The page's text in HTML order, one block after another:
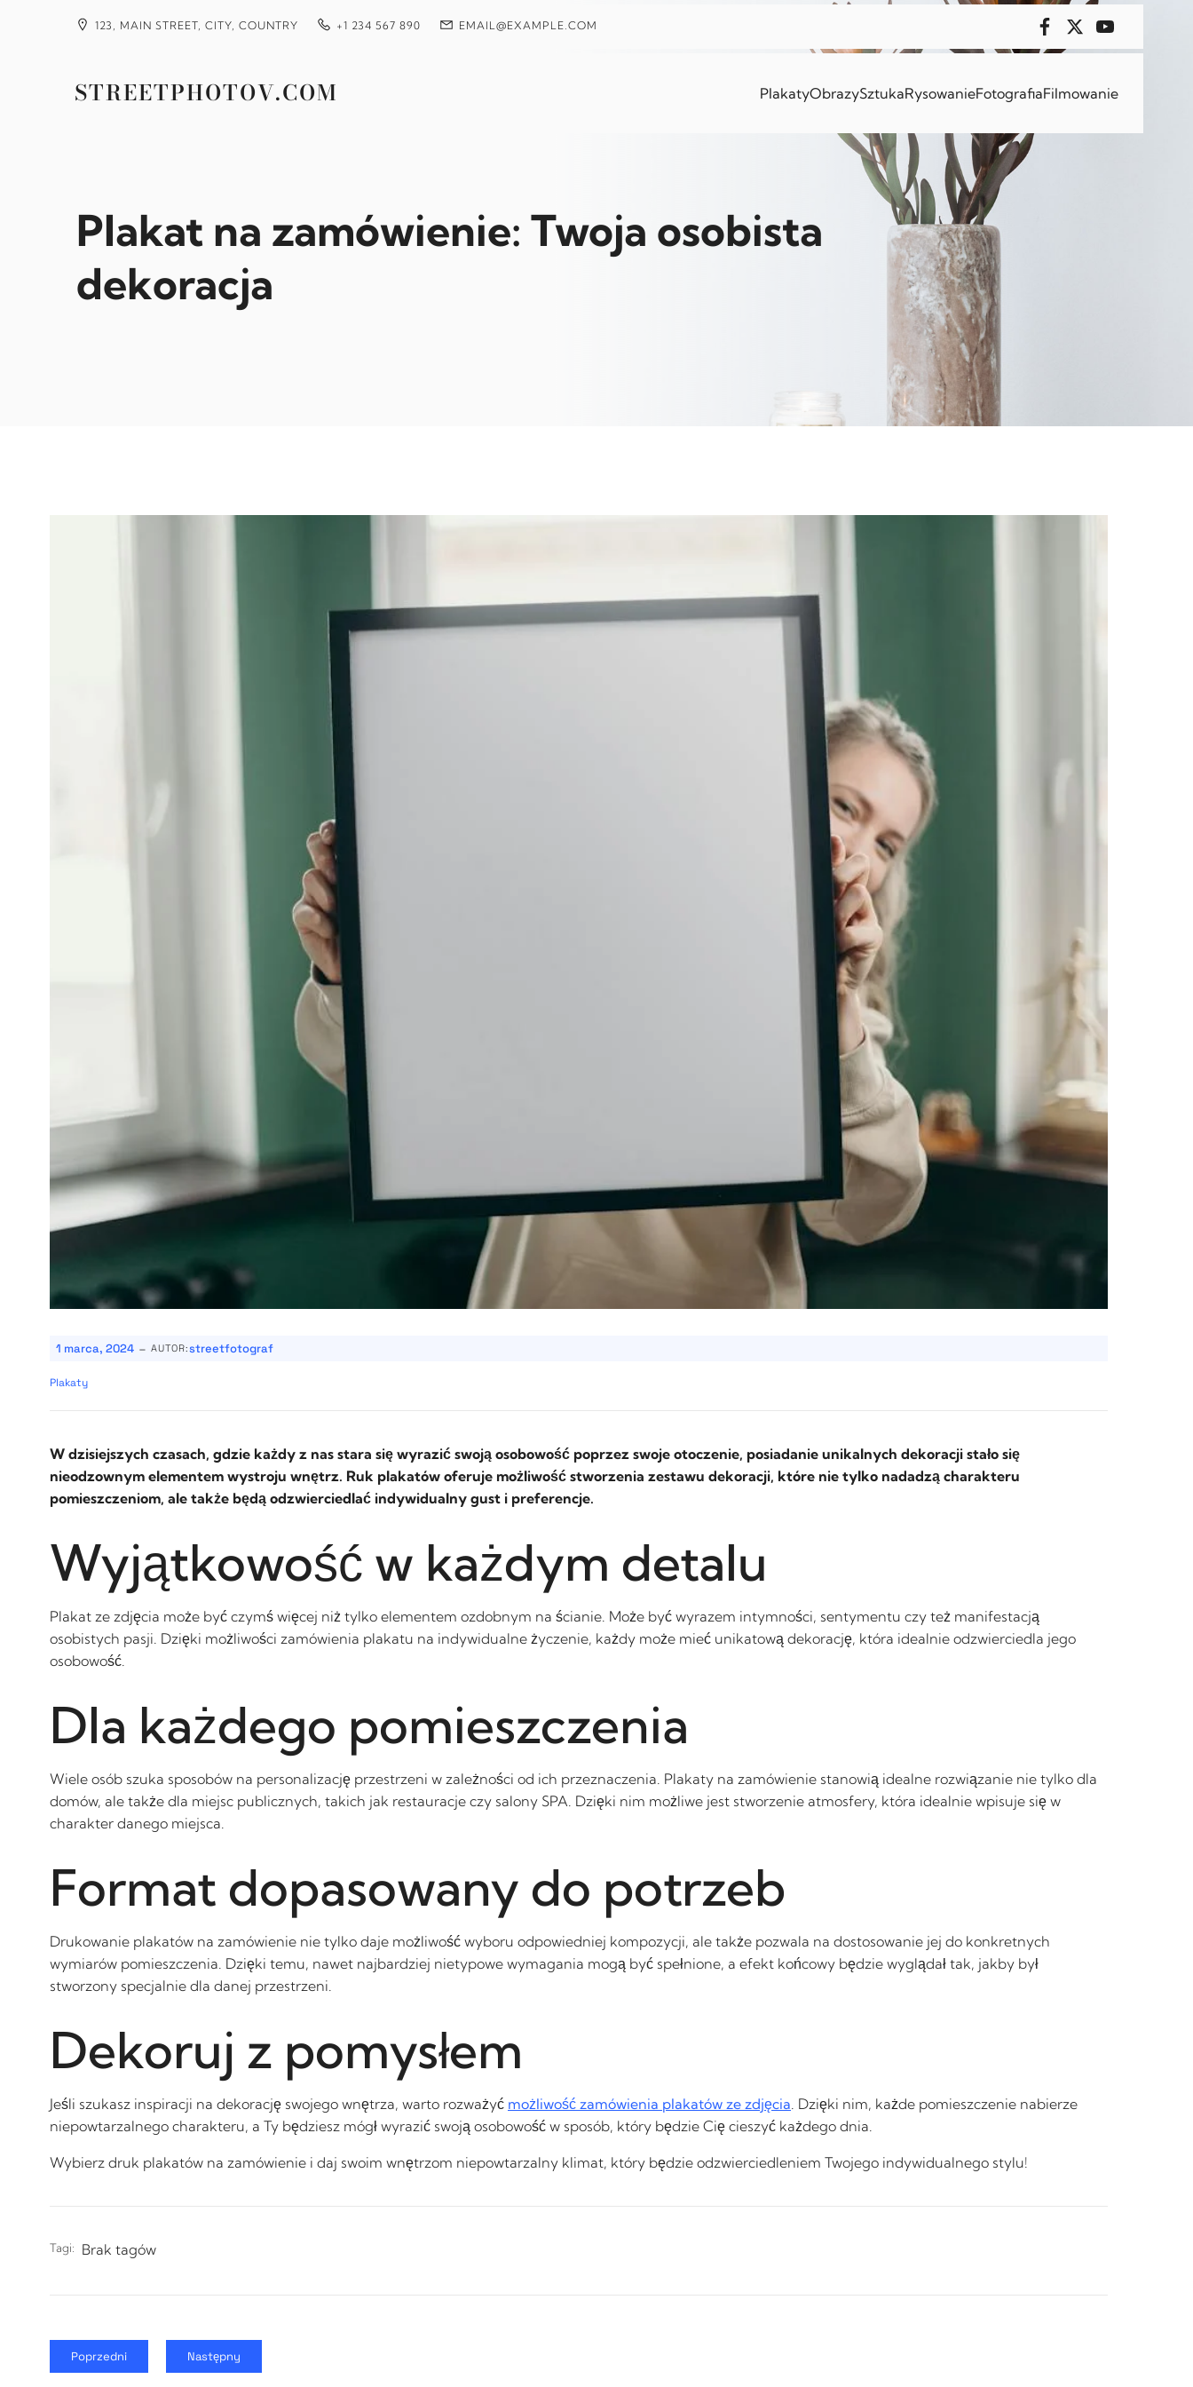
123, MAIN STREET, CITY, COUNTRY +1 234 567 890 EMAIL@EXAMPLE.COM
STREETPHOTOV.COM PlakatyObrazySztukaRysowanieFotografiaFilmowanie
Plakat na zamówienie: Twoja osobista
dekoracja
1 marca, 2024 - AUTOR:streetfotograf
Plakaty
W dzisiejszych czasach, gdzie każdy z nas stara się wyrazić swoją osobowość poprzez swoje otoczenie, posiadanie unikalnych dekoracji stało się
nieodzownym elementem wystroju wnętrz. Ruk plakatów oferuje możliwość stworzenia zestawu dekoracji, które nie tylko nadadzą charakteru
pomieszczeniom, ale także będą odzwierciedlać indywidualny gust i preferencje.
Wyjątkowość w każdym detalu
Plakat ze zdjęcia może być czymś więcej niż tylko elementem ozdobnym na ścianie. Może być wyrazem intymności, sentymentu czy też manifestacją
osobistych pasji. Dzięki możliwości zamówienia plakatu na indywidualne życzenie, każdy może mieć unikatową dekorację, która idealnie odzwierciedla jego
osobowość.
Dla każdego pomieszczenia
Wiele osób szuka sposobów na personalizację przestrzeni w zależności od ich przeznaczenia. Plakaty na zamówienie stanowią idealne rozwiązanie nie tylko dla
domów, ale także dla miejsc publicznych, takich jak restauracje czy salony SPA. Dzięki nim możliwe jest stworzenie atmosfery, która idealnie wpisuje się w
charakter danego miejsca.
Format dopasowany do potrzeb
Drukowanie plakatów na zamówienie nie tylko daje możliwość wyboru odpowiedniej kompozycji, ale także pozwala na dostosowanie jej do konkretnych
wymiarów pomieszczenia. Dzięki temu, nawet najbardziej nietypowe wymagania mogą być spełnione, a efekt końcowy będzie wyglądał tak, jakby był
stworzony specjalnie dla danej przestrzeni.
Dekoruj z pomysłem
Jeśli szukasz inspiracji na dekorację swojego wnętrza, warto rozważyć możliwość zamówienia plakatów ze zdjęcia. Dzięki nim, każde pomieszczenie nabierze
niepowtarzalnego charakteru, a Ty będziesz mógł wyrazić swoją osobowość w sposób, który będzie Cię cieszyć każdego dnia.
Wybierz druk plakatów na zamówienie i daj swoim wnętrzom niepowtarzalny klimat, który będzie odzwierciedleniem Twojego indywidualnego stylu!
Tagi: Brak tagów
Poprzedni Następny